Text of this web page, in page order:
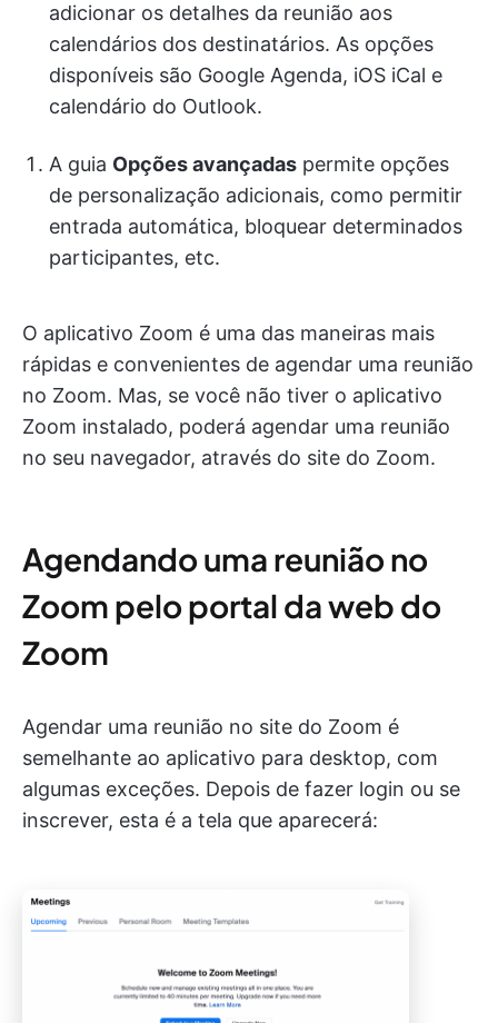
adicionar os detalhes da reunião aos
calendários dos destinatários. As opções
disponíveis são Google Agenda, iOS iCal e
calendário do Outlook.
A guia Opções avançadas permite opções
de personalização adicionais, como permitir
entrada automática, bloquear determinados
participantes, etc.
O aplicativo Zoom é uma das maneiras mais
rápidas e convenientes de agendar uma reunião
no Zoom. Mas, se você não tiver o aplicativo
Zoom instalado, poderá agendar uma reunião
no seu navegador, através do site do Zoom.
Agendando uma reunião no
Zoom pelo portal da web do
Zoom
Agendar uma reunião no site do Zoom é
semelhante ao aplicativo para desktop, com
algumas exceções. Depois de fazer login ou se
inscrever, esta é a tela que aparecerá: